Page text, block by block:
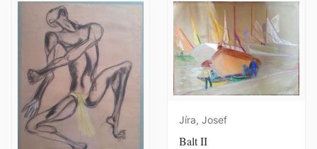
Jíra, Josef
Balt II